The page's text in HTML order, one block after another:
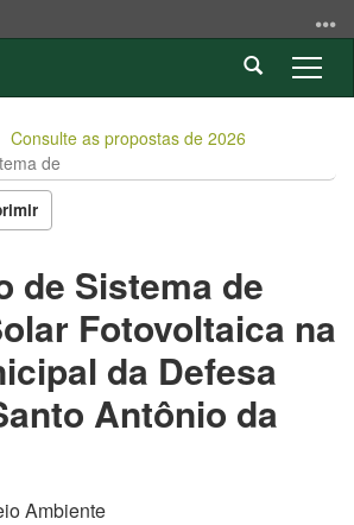
a
Abrir
a
Consulte as propostas de 2026
de
de Sistema de
Fotovoltaica na
da Defesa
Antônio da
Ambiente